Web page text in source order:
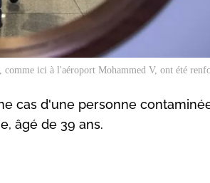
comme ici à l'aéroport Mohammed V, ont été
cas d'une personne
âgé de 39 ans.